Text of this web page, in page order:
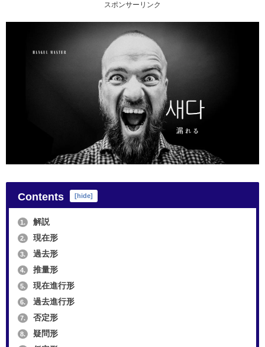
スポンサーリンク
Contents [hide]
1. 解説
2. 現在形
3. 過去形
4. 推量形
5. 現在進行形
6. 過去進行形
7. 否定形
8. 疑問形